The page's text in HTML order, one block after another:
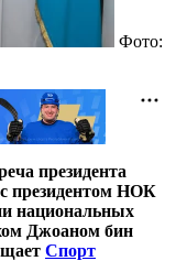
Фото:
президента
президентом НОК
национальных
Джоаном бин
Спорт